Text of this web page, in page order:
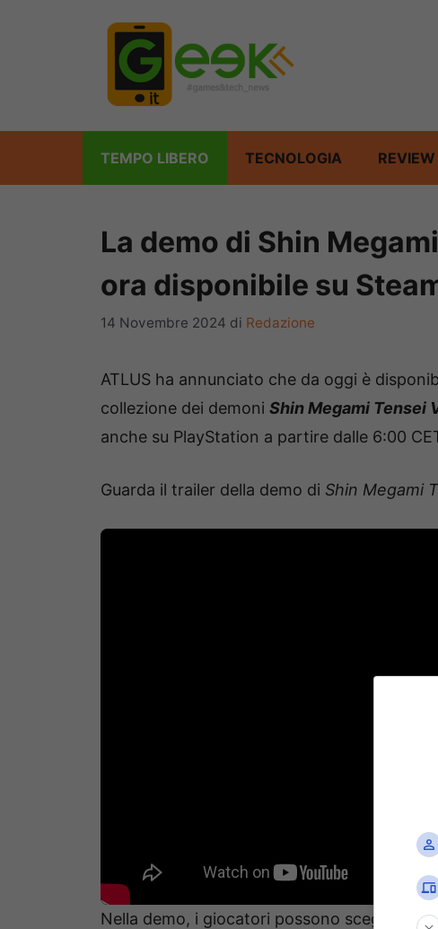
TEMPO LIBERO TECNOLOGIA REVIEW
La demo di Shin
ora disponibile su
14 Novembre 2024 di Redazione
ATLUS ha annunciato che da oggi è
collezione dei demoni Shin Megami Tensei
anche su ​​PlayStation a partire dalle 6:00
Guarda il trailer della demo di Shin Megami
Nella demo, i giocatori possono scegliere